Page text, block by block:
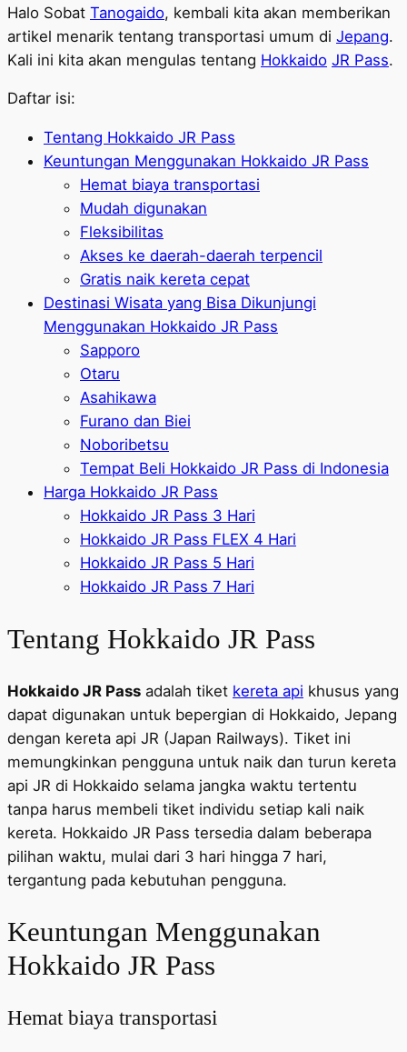
Halo Sobat Tanogaido, kembali kita akan memberikan
artikel menarik tentang transportasi umum di Jepang.
Kali ini kita akan mengulas tentang Hokkaido JR Pass.
Daftar isi:
Tentang Hokkaido JR Pass
Keuntungan Menggunakan Hokkaido JR Pass
Hemat biaya transportasi
Mudah digunakan
Fleksibilitas
Akses ke daerah-daerah terpencil
Gratis naik kereta cepat
Destinasi Wisata yang Bisa Dikunjungi
Menggunakan Hokkaido JR Pass
Sapporo
Otaru
Asahikawa
Furano dan Biei
Noboribetsu
Tempat Beli Hokkaido JR Pass di Indonesia
Harga Hokkaido JR Pass
Hokkaido JR Pass 3 Hari
Hokkaido JR Pass FLEX 4 Hari
Hokkaido JR Pass 5 Hari
Hokkaido JR Pass 7 Hari
Tentang Hokkaido JR Pass
Hokkaido JR Pass adalah tiket kereta api khusus yang
dapat digunakan untuk bepergian di Hokkaido, Jepang
dengan kereta api JR (Japan Railways). Tiket ini
memungkinkan pengguna untuk naik dan turun kereta
api JR di Hokkaido selama jangka waktu tertentu
tanpa harus membeli tiket individu setiap kali naik
kereta. Hokkaido JR Pass tersedia dalam beberapa
pilihan waktu, mulai dari 3 hari hingga 7 hari,
tergantung pada kebutuhan pengguna.
Keuntungan Menggunakan
Hokkaido JR Pass
Hemat biaya transportasi